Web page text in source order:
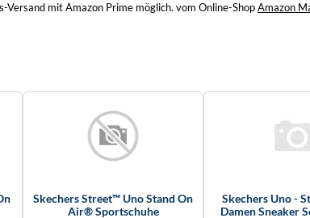
mit Amazon Prime möglich. vom Online-ShopAmazon
Skechers Street™ Uno Stand On
Air® Sportschuhe
Skechers Uno -
Damen Sneaker